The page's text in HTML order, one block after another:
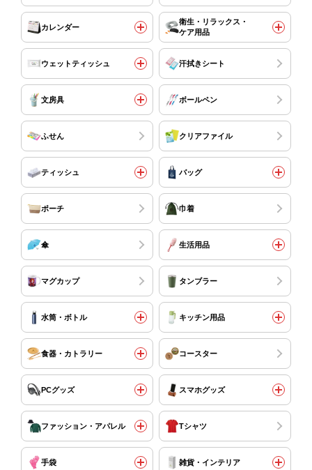
カレンダー
衛生・リラックス・
ケア用品
ウェットティッシュ 汗拭きシート
文房具 ボールペン
ふせん クリアファイル
ティッシュ バッグ
ポーチ 巾着
傘 生活用品
マグカップ タンブラー
水筒・ボトル キッチン用品
食器・カトラリー コースター
PCグッズ スマホグッズ
ファッション・アパレル Tシャツ
手袋 雑貨・インテリア